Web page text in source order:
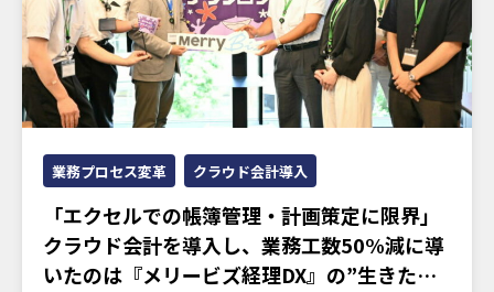
業務プロセス変革 クラウド会計導入
「エクセルでの帳簿管理・計画策定に限界」
クラウド会計を導入し、業務工数50%減に導
いたのは『メリービズ経理DX』の”生きたノ